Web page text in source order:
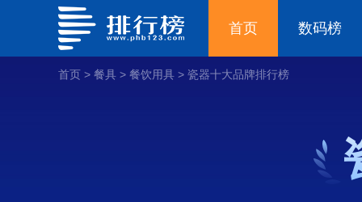
首页 数码榜
首页 > 餐具 > 餐饮用具 > 瓷器十大品牌排行榜